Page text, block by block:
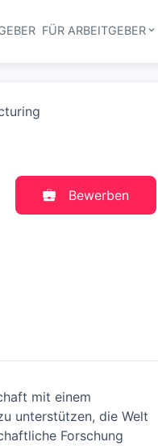
FÜR ARBEITGEBER
Bewerben
mit einem
unterstützen, die Welt
Forschung